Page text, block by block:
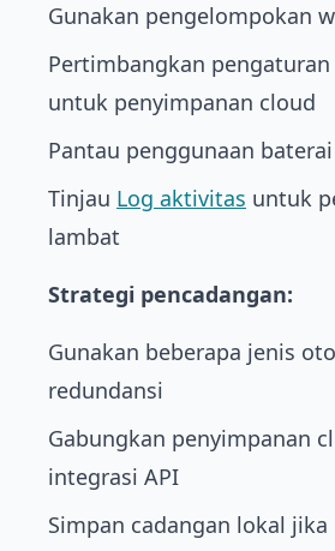
Gunakan pengelompokan
Pertimbangkan
untuk penyimpanan cloud
Pantau penggunaan
Tinjau Log aktivitas untuk
lambat
Strategi pencadangan:
Gunakan beberapa jenis
redundansi
Gabungkan penyimpanan
integrasi API
Simpan cadangan lokal